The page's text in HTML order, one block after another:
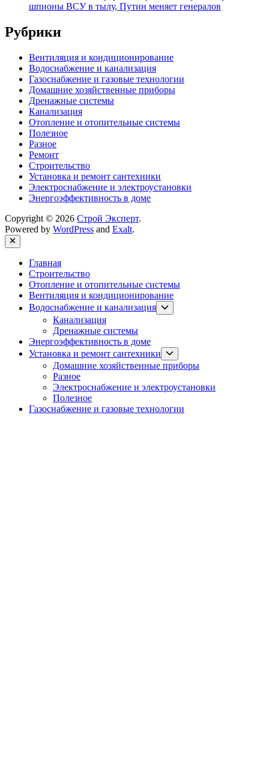
шпионы ВСУ в тылу, Путин меняет генералов
Рубрики
Вентиляция и кондиционирование
Водоснабжение и канализация
Газоснабжение и газовые технологии
Домашние хозяйственные приборы
Дренажные системы
Канализация
Отопление и отопительные системы
Полезное
Разное
Ремонт
Строительство
Установка и ремонт сантехники
Электроснабжение и электроустановки
Энергоэффективность в доме
Copyright © 2026 Строй Эксперт.
Powered by WordPress and Exalt.
Close
Главная
Строительство
Отопление и отопительные системы
Вентиляция и кондиционирование
Водоснабжение и канализация
Show
sub
Канализация
Дренажные системы
Энергоэффективность в доме
Установка и ремонт сантехники
sub
menu
Домашние хозяйственные приборы
Разное
Электроснабжение и электроустановки
Полезное
Газоснабжение и газовые технологии